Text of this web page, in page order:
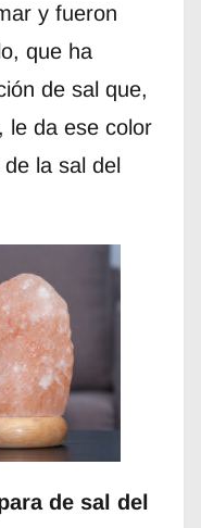
y fueron
que ha
de sal que,
le da ese color
la sal del
de sal del